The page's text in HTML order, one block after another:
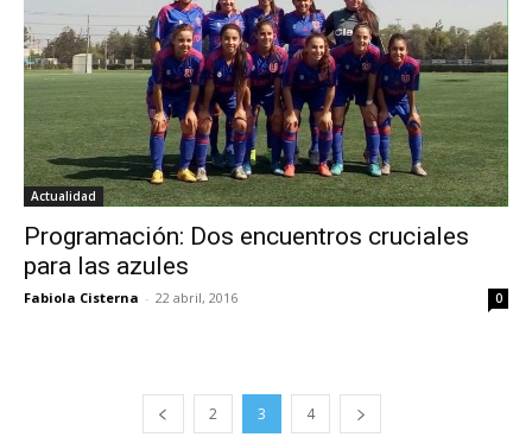
Actualidad
Programación: Dos encuentros cruciales
para las azules
Fabiola Cisterna - 22 abril, 2016 0
2 3 4